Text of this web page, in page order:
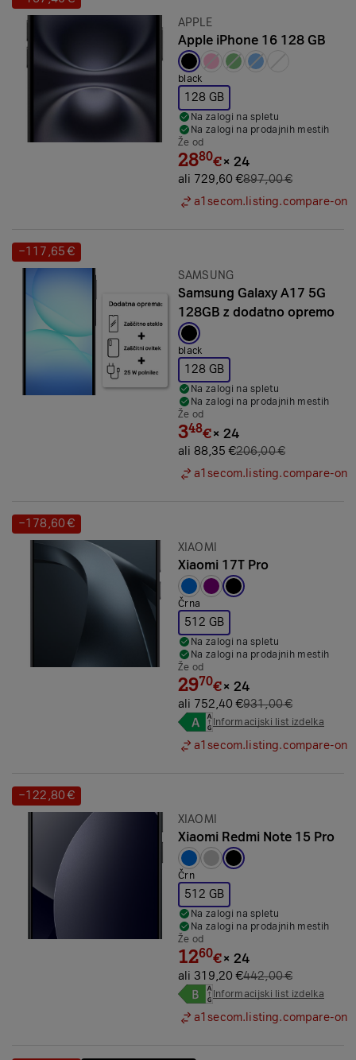
Prihranek:
Znamka:
APPLE
Apple iPhone 16 128 GB
Izbrana barva:
black
128 GB
Na zalogi na spletu
Na zalogi na prodajnih mestih
Že od
2880€× 24
ali 729,60 €897,00 €
a1secom.listing.compare-on
Prihranek:
−117,65 €
Znamka:
SAMSUNG
Samsung Galaxy A17 5G
128GB z dodatno opremo
Izbrana barva:
black
128 GB
Na zalogi na spletu
Na zalogi na prodajnih mestih
Že od
348€× 24
ali 88,35 €206,00 €
a1secom.listing.compare-on
Prihranek:
−178,60 €
Znamka:
XIAOMI
Xiaomi 17T Pro
Izbrana barva:
Črna
512 GB
Na zalogi na spletu
Na zalogi na prodajnih mestih
Že od
2970€× 24
ali 752,40 €931,00 €
Informacijski list izdelka
a1secom.listing.compare-on
Prihranek:
−122,80 €
Znamka:
XIAOMI
Xiaomi Redmi Note 15 Pro
Izbrana barva:
Črn
512 GB
Na zalogi na spletu
Na zalogi na prodajnih mestih
Že od
1260€× 24
ali 319,20 €442,00 €
Informacijski list izdelka
a1secom.listing.compare-on